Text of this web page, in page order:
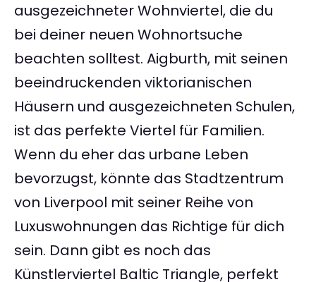
ausgezeichneter Wohnviertel, die du
bei deiner neuen Wohnortsuche
beachten solltest. Aigburth, mit seinen
beeindruckenden viktorianischen
Häusern und ausgezeichneten Schulen,
ist das perfekte Viertel für Familien.
Wenn du eher das urbane Leben
bevorzugst, könnte das Stadtzentrum
von Liverpool mit seiner Reihe von
Luxuswohnungen das Richtige für dich
sein. Dann gibt es noch das
Künstlerviertel Baltic Triangle, perfekt